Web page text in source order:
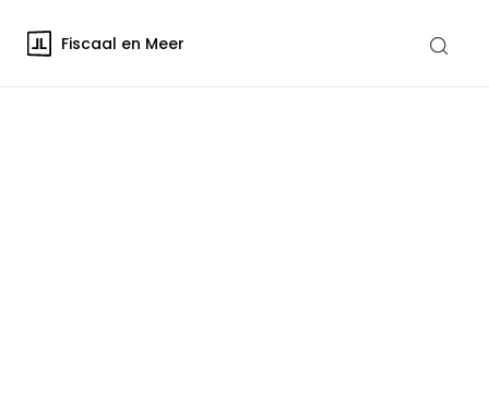
Fiscaal en Meer